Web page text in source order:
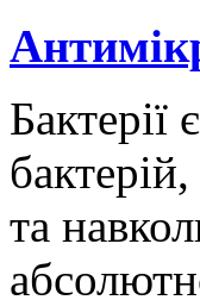
Бактерії
та